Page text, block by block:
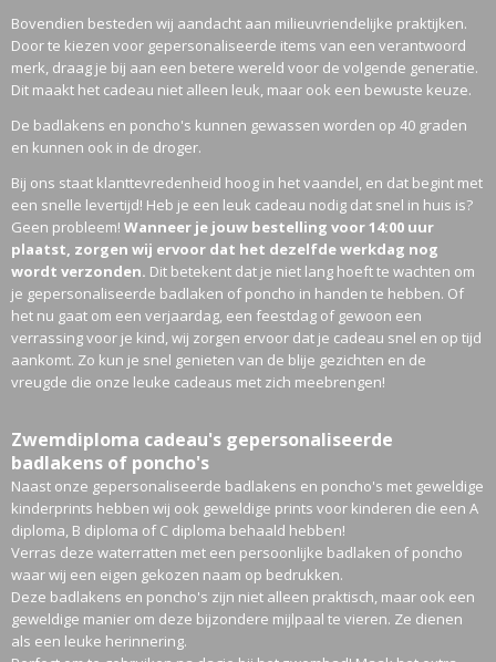
Bovendien besteden wij aandacht aan milieuvriendelijke praktijken.
Door te kiezen voor gepersonaliseerde items van een verantwoord
merk, draag je bij aan een betere wereld voor de volgende generatie.
Dit maakt het cadeau niet alleen leuk, maar ook een bewuste keuze.
De badlakens en poncho's kunnen gewassen worden op 40 graden
en kunnen ook in de droger.
Bij ons staat klanttevredenheid hoog in het vaandel, en dat begint met
een snelle levertijd! Heb je een leuk cadeau nodig dat snel in huis is?
Geen probleem! Wanneer je jouw bestelling voor 14:00 uur
plaatst, zorgen wij ervoor dat het dezelfde werkdag nog
wordt verzonden. Dit betekent dat je niet lang hoeft te wachten om
je gepersonaliseerde badlaken of poncho in handen te hebben. Of
het nu gaat om een verjaardag, een feestdag of gewoon een
verrassing voor je kind, wij zorgen ervoor dat je cadeau snel en op tijd
aankomt. Zo kun je snel genieten van de blije gezichten en de
vreugde die onze leuke cadeaus met zich meebrengen!
Zwemdiploma cadeau's gepersonaliseerde
badlakens of poncho's
Naast onze gepersonaliseerde badlakens en poncho's met geweldige
kinderprints hebben wij ook geweldige prints voor kinderen die een A
diploma, B diploma of C diploma behaald hebben!
Verras deze waterratten met een persoonlijke badlaken of poncho
waar wij een eigen gekozen naam op bedrukken.
Deze badlakens en poncho's zijn niet alleen praktisch, maar ook een
geweldige manier om deze bijzondere mijlpaal te vieren. Ze dienen
als een leuke herinnering.